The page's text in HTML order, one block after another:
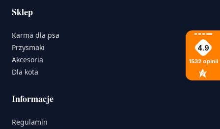
Sklep
Karma dla psa
Przysmaki
Akcesoria
Dla kota
Informacje
Regulamin
4.9
1532 opinii